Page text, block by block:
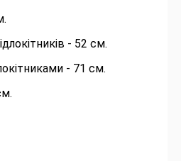
- 52 см.
- 71 см.